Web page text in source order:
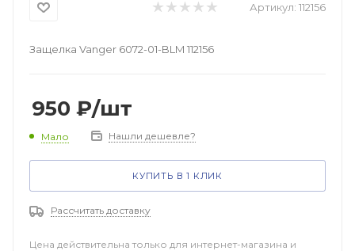
Артикул: 112156
Защелка Vanger 6072-01-BLM 112156
950 ₽/шт
Мало Нашли дешевле?
КУПИТЬ В 1 КЛИК
Рассчитать доставку
Цена действительна только для интернет-магазина и